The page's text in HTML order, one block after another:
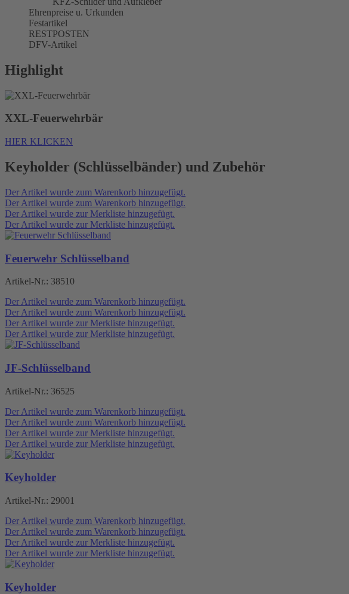
Ehrenpreise u. Urkunden
Festartikel
RESTPOSTEN
DFV-Artikel
Highlight
XXL-Feuerwehrbär
HIER KLICKEN
Keyholder (Schlüsselbänder) und Zubehör
Der Artikel wurde zum Warenkorb hinzugefügt.
Der Artikel wurde zum Warenkorb hinzugefügt.
Der Artikel wurde zur Merkliste hinzugefügt.
Der Artikel wurde zur Merkliste hinzugefügt.
Feuerwehr Schlüsselband
Artikel-Nr.: 38510
Der Artikel wurde zum Warenkorb hinzugefügt.
Der Artikel wurde zum Warenkorb hinzugefügt.
Der Artikel wurde zur Merkliste hinzugefügt.
Der Artikel wurde zur Merkliste hinzugefügt.
JF-Schlüsselband
Artikel-Nr.: 36525
Der Artikel wurde zum Warenkorb hinzugefügt.
Der Artikel wurde zum Warenkorb hinzugefügt.
Der Artikel wurde zur Merkliste hinzugefügt.
Der Artikel wurde zur Merkliste hinzugefügt.
Keyholder
Artikel-Nr.: 29001
Der Artikel wurde zum Warenkorb hinzugefügt.
Der Artikel wurde zum Warenkorb hinzugefügt.
Der Artikel wurde zur Merkliste hinzugefügt.
Der Artikel wurde zur Merkliste hinzugefügt.
Keyholder